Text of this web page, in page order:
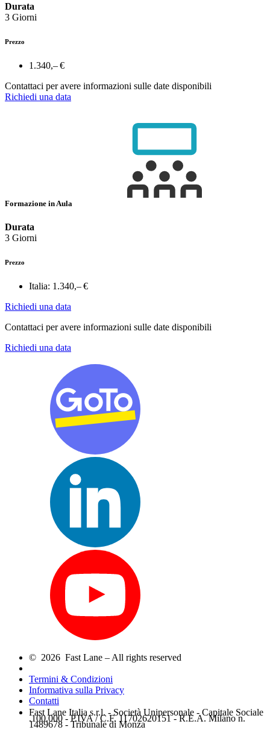
Durata
3 Giorni
Prezzo
1.340,– €
Contattaci per avere informazioni sulle date disponibili
Richiedi una data
Formazione in Aula
Durata
3 Giorni
Prezzo
Italia: 1.340,– €
Richiedi una data
Contattaci per avere informazioni sulle date disponibili
Richiedi una data
© 2026 Fast Lane – All rights reserved
Termini & Condizioni
Informativa sulla Privacy
Contatti
Fast Lane Italia s.r.l. - Società Unipersonale - Capitale Sociale
.100.000 - P.IVA / C.F. 11702620151 - R.E.A. Milano n.
1489678 - Tribunale di Monza